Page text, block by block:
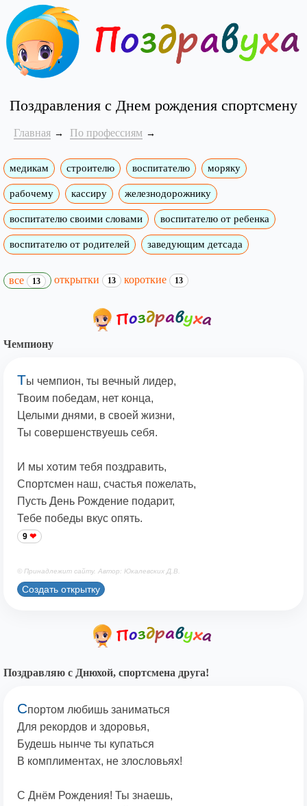
Поздравления с Днем рождения спортсмену
Главная По профессиям
медикам строителю воспитателю моряку
рабочему кассиру железнодорожнику
воспитателю своими словами воспитателю от ребенка
воспитателю от родителей заведующим детсада
все 13 открытки 13 короткие 13
Чемпиону
Ты чемпион, ты вечный лидер,
Твоим победам, нет конца,
Целыми днями, в своей жизни,
Ты совершенствуешь себя.
И мы хотим тебя поздравить,
Спортсмен наш, счастья пожелать,
Пусть День Рождение подарит,
Тебе победы вкус опять.
9
© Принадлежит сайту. Автор: Юкалевских Д.В.
Создать открытку
Поздравляю с Днюхой, спортсмена друга!
Спортом любишь заниматься
Для рекордов и здоровья,
Будешь нынче ты купаться
В комплиментах, не злословьях!
С Днём Рождения! Ты знаешь,